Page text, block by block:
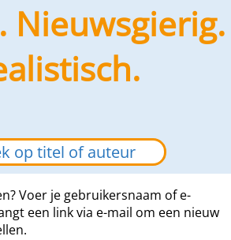
Nieuwsgierig.
Voer je gebruikersnaam of e-
een link via e-mail om een nieuw